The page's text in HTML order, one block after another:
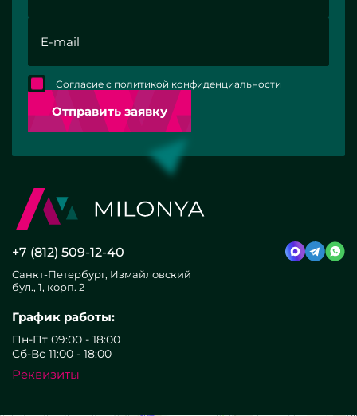
Отправить заявку
Согласие с политикой конфиденциальности
+7 (812) 509-12-40
Санкт-Петербург, Измайловский
бул., 1, корп. 2
График работы:
Пн-Пт 09:00 - 18:00
Сб-Вс 11:00 - 18:00
Реквизиты